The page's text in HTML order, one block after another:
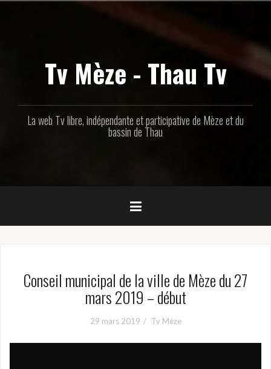
Tv Mèze - Thau Tv
La web Tv libre, indépendante et participative de Mèze et du
bassin de Thau
Conseil municipal de la ville de Mèze du 27
mars 2019 – début
29 mars 2019 Tv Mèze